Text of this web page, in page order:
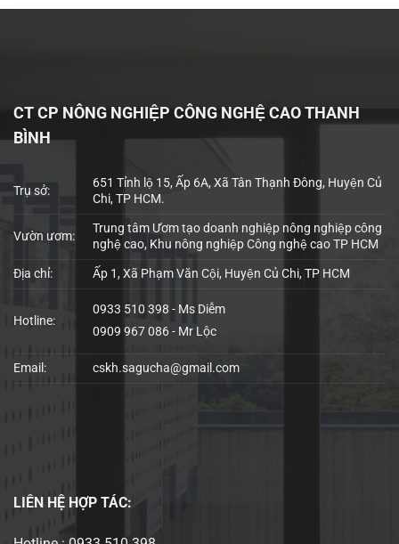
CT CP NÔNG NGHIỆP CÔNG NGHỆ CAO THANH
BÌNH
Trụ sở:
651 Tỉnh lộ 15, Ấp 6A, Xã Tân Thạnh Đông, Huyện Củ
Chi, TP HCM.
Vườn ươm:
Trung tâm Ươm tạo doanh nghiệp nông nghiệp công
nghệ cao, Khu nông nghiệp Công nghệ cao TP HCM
Địa chỉ: Ấp 1, Xã Phạm Văn Cội, Huyện Củ Chi, TP HCM
Hotline:
0933 510 398 - Ms Diễm
0909 967 086 - Mr Lộc
Email: cskh.sagucha@gmail.com
LIÊN HỆ HỢP TÁC: